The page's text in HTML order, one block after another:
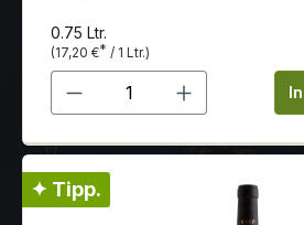
0.75 Ltr.
(17,20 €* / 1 Ltr.)
Produkt Anzahl:
✦ Tipp.